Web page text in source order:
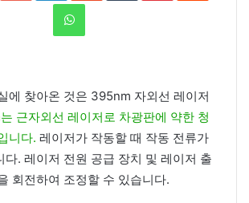
WhatsApp
에 찾아온 것은 395nm 자외선 레이저
근자외선 레이저로 차광판에 약한 청
니다. 레이저가 작동할 때 작동 전류가
다. 레이저 전원 공급 장치 및 레이저 출
회전하여 조정할 수 있습니다.